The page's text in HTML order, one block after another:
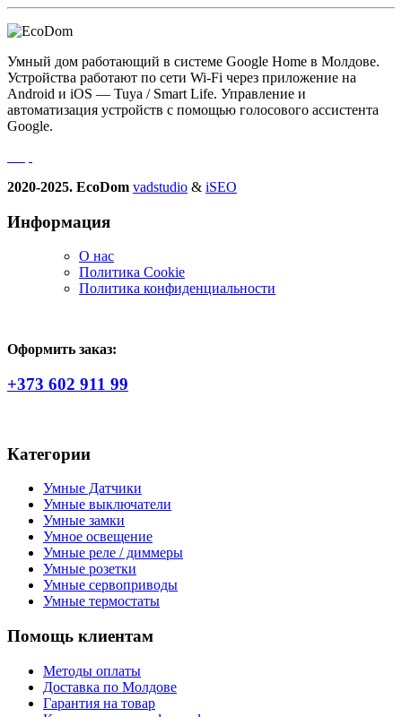
Умный дом работающий в системе Google Home в Молдове.
Устройства работают по сети Wi-Fi через приложение на
Android и iOS — Tuya / Smart Life. Управление и
автоматизация устройств с помощью голосового ассистента
Google.
2020-2025. EcoDom vadstudio & iSEO
Информация
О нас
Политика Сookie
Политика конфиденциальности
Оформить заказ:
+373 602 911 99
Категории
Умные Датчики
Умные выключатели
Умные замки
Умное освещение
Умные реле / диммеры
Умные розетки
Умные сервоприводы
Умные термостаты
Помощь клиентам
Методы оплаты
Доставка по Молдове
Гарантия на товар